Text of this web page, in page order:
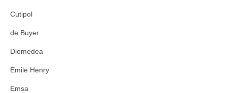
Cutipol
de Buyer
Diomedea
Emile Henry
Emsa